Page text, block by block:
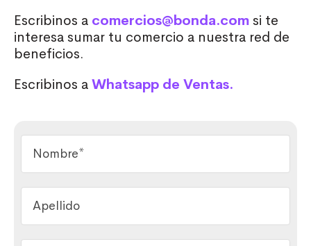
Escribinos a comercios@bonda.com si te
interesa sumar tu comercio a nuestra red de
beneficios.
Escribinos a Whatsapp de Ventas.